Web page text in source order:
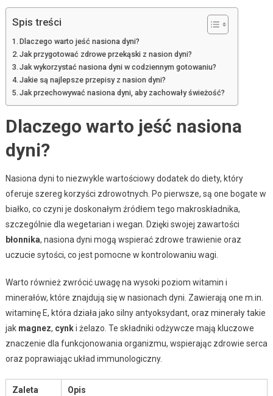
Spis treści
Dlaczego warto jeść nasiona dyni?
Jak przygotować zdrowe przekąski z nasion dyni?
Jak wykorzystać nasiona dyni w codziennym gotowaniu?
Jakie są najlepsze przepisy z nasion dyni?
Jak przechowywać nasiona dyni, aby zachowały świeżość?
Dlaczego warto jeść nasiona
dyni?
Nasiona dyni to niezwykle wartościowy dodatek do diety, który
oferuje szereg korzyści zdrowotnych. Po pierwsze, są one bogate w
białko, co czyni je doskonałym źródłem tego makroskładnika,
szczególnie dla wegetarian i wegan. Dzięki swojej zawartości
błonnika, nasiona dyni mogą wspierać zdrowe trawienie oraz
uczucie sytości, co jest pomocne w kontrolowaniu wagi.
Warto również zwrócić uwagę na wysoki poziom witamin i
minerałów, które znajdują się w nasionach dyni. Zawierają one m.in.
witaminę E, która działa jako silny antyoksydant, oraz minerały takie
jak magnez, cynki żelazo. Te składniki odżywcze mają kluczowe
znaczenie dla funkcjonowania organizmu, wspierając zdrowie serca
oraz poprawiając układ immunologiczny.
Zaleta Opis